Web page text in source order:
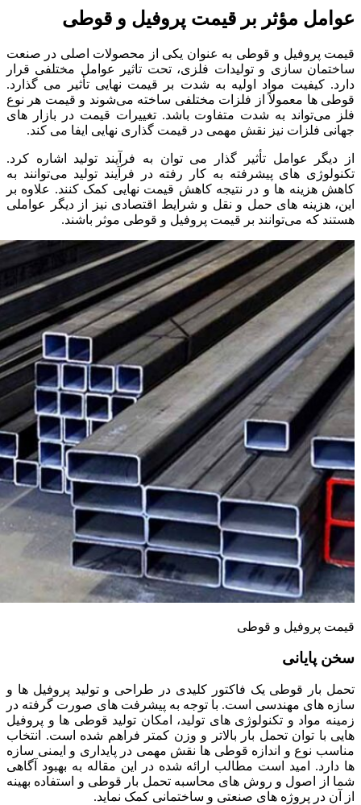
عوامل مؤثر بر قیمت پروفیل و قوطی
قیمت پروفیل و قوطی به عنوان یکی از محصولات اصلی در صنعت
ساختمان‌ سازی و تولیدات فلزی، تحت تاثیر عوامل مختلفی قرار
دارد. کیفیت مواد اولیه به شدت بر قیمت نهایی تأثیر می‌ گذارد.
قوطی‌ ها معمولاً از فلزات مختلفی ساخته می‌شوند و قیمت هر نوع
فلز می‌تواند به شدت متفاوت باشد. تغییرات قیمت در بازار های
جهانی فلزات نیز نقش مهمی در قیمت گذاری نهایی ایفا می‌ کند.
از دیگر عوامل تأثیر گذار می‌ توان به فرآیند تولید اشاره کرد.
تکنولوژی‌ های پیشرفته به کار رفته در فرآیند تولید می‌توانند به
کاهش هزینه‌ ها و در نتیجه کاهش قیمت نهایی کمک کنند. علاوه بر
این، هزینه‌ های حمل و نقل و شرایط اقتصادی نیز از دیگر عواملی
هستند که می‌توانند بر قیمت پروفیل و قوطی موثر باشند.
قیمت پروفیل و قوطی
سخن پایانی
تحمل بار قوطی یک فاکتور کلیدی در طراحی و تولید پروفیل‌ ها و
سازه‌ های مهندسی است. با توجه به پیشرفت‌ های صورت گرفته در
زمینه مواد و تکنولوژی‌ های تولید، امکان تولید قوطی‌ ها و پروفیل‌
هایی با توان تحمل بار بالاتر و وزن کمتر فراهم شده است. انتخاب
مناسب نوع و اندازه قوطی‌ ها نقش مهمی در پایداری و ایمنی سازه‌
ها دارد. امید است مطالب ارائه شده در این مقاله به بهبود آگاهی
شما از اصول و روش‌ های محاسبه تحمل بار قوطی و استفاده بهینه
از آن در پروژه‌ های صنعتی و ساختمانی کمک نماید.